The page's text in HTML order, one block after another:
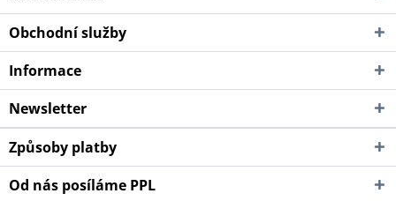
Obchodní služby
Informace
Newsletter
Způsoby platby
Od nás posíláme PPL